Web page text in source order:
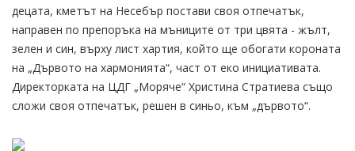
децата, кметът на Несебър постави своя отпечатък,
направен по препоръка на мъниците от три цвята - жълт,
зелен и син, върху лист хартия, който ще обогати короната
на „Дървото на хармонията“, част от еко инициативата.
Директорката на ЦДГ „Моряче“ Христина Стратиева също
сложи своя отпечатък, решен в синьо, към „дървото“.